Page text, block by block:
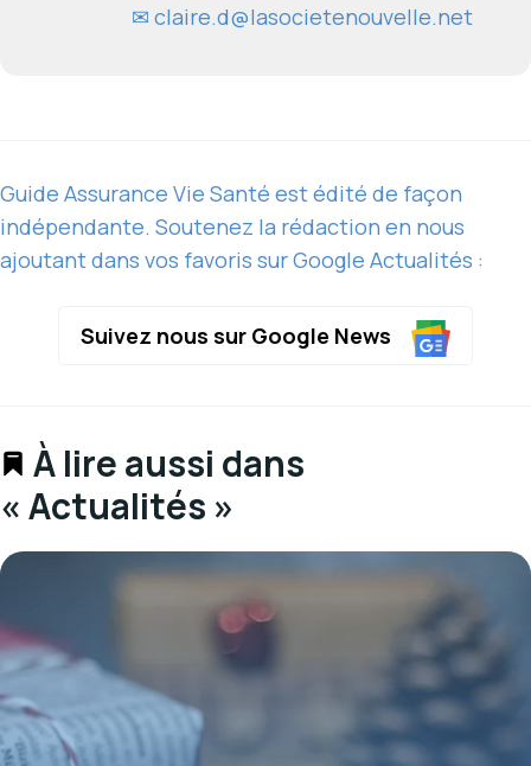
✉ claire.d@lasocietenouvelle.net
Guide Assurance Vie Santé est édité de façon
indépendante. Soutenez la rédaction en nous
ajoutant dans vos favoris sur Google Actualités :
Suivez nous sur Google News
À lire aussi dans
« Actualités »